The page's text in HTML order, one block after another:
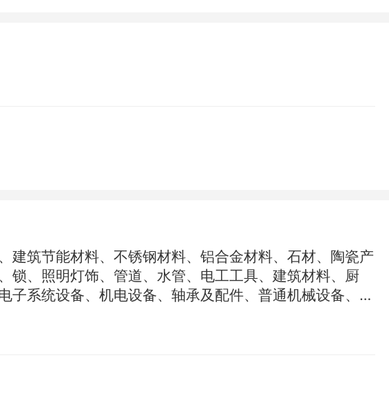
建筑节能材料、不锈钢材料、铝合金材料、石材、陶瓷产
锁、照明灯饰、管道、水管、电工工具、建筑材料、厨
系统设备、机电设备、轴承及配件、普通机械设备、通
销售。